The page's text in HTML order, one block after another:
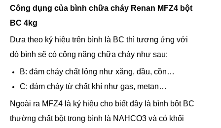
Công dụng của bình chữa cháy Renan MFZ4 bột
BC 4kg
Dựa theo ký hiệu trên bình là BC thì tương ứng với
đó bình sẽ có công năng chữa cháy như sau:
B: đám cháy chất lỏng như xăng, dầu, cồn…
C: đám cháy từ chất khí như gas, metan…
Ngoài ra MFZ4 là ký hiệu cho biết đây là bình bột BC
thường chất bột trong bình là NAHCO3 và có khối